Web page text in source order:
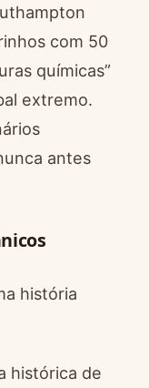
com 50
químicas”
extremo.
antes
história
histórica de